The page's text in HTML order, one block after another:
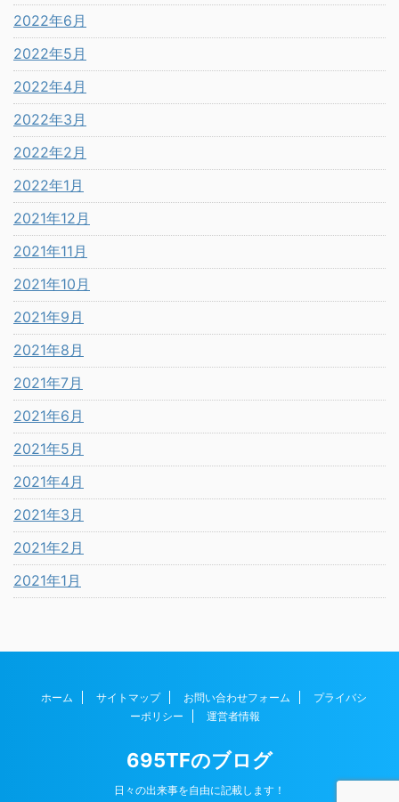
2022年6月
2022年5月
2022年4月
2022年3月
2022年2月
2022年1月
2021年12月
2021年11月
2021年10月
2021年9月
2021年8月
2021年7月
2021年6月
2021年5月
2021年4月
2021年3月
2021年2月
2021年1月
ホーム サイトマップ お問い合わせフォーム
プライバシ
ーポリシー
運営者情報
695TFのブログ
日々の出来事を自由に記載します！